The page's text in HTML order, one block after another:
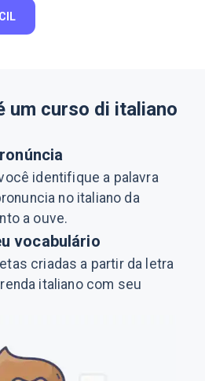
um curso di italiano
identifique a palavra
no italiano da
a ouve.
vocabulário
criadas a partir da letra
italiano com seu